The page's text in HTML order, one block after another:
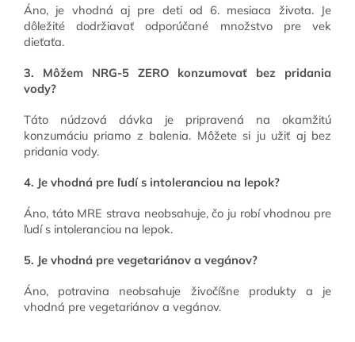
Áno, je vhodná aj pre deti od 6. mesiaca života. Je
dôležité dodržiavať odporúčané množstvo pre vek
dieťaťa.
3. Môžem NRG-5 ZERO konzumovať bez pridania
vody?
Táto núdzová dávka je pripravená na okamžitú
konzumáciu priamo z balenia. Môžete si ju užiť aj bez
pridania vody.
4. Je vhodná pre ľudí s intoleranciou na lepok?
Áno, táto MRE strava neobsahuje, čo ju robí vhodnou pre
ľudí s intoleranciou na lepok.
5. Je vhodná pre vegetariánov a vegánov?
Áno, potravina neobsahuje živočíšne produkty a je
vhodná pre vegetariánov a vegánov.